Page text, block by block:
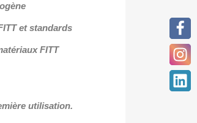
et standards
FITT
utilisation.